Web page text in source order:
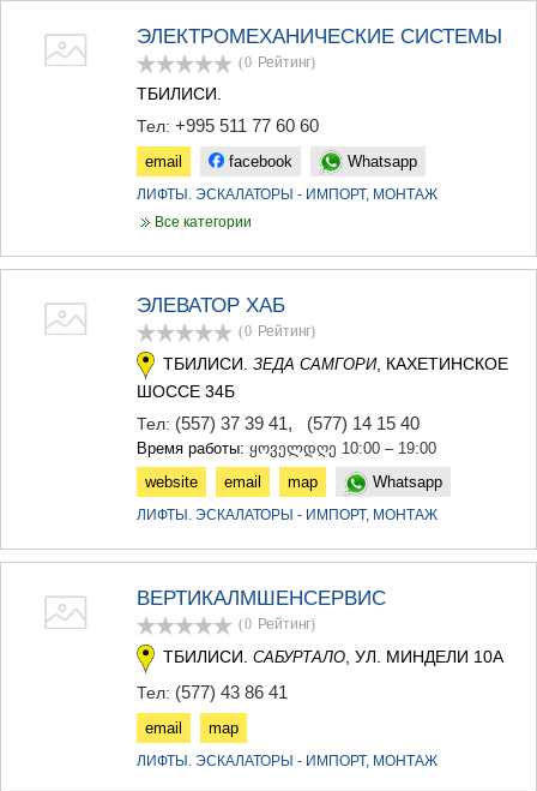
БОРЖОМИ
НИНОЦМИНДА
КВЕМО КАРТЛИ
ТЕТРИЦКАРО
РУСТАВИ
ЦАЛКА
ЭЛЕКТРОМЕХАНИЧЕСКИЕ СИСТЕМЫ
(0 Рейтинг)
ТБИЛИСИ.
Тел: +995 511 77 60 60
email facebook Whatsapp
ЛИФТЫ. ЭСКАЛАТОРЫ - ИМПОРТ, МОНТАЖ
Все категории
ЭЛЕВАТОР ХАБ
(0 Рейтинг)
ТБИЛИСИ. ЗЕДА САМГОРИ, КАХЕТИНСКОЕ
ШОССЕ 34Б
Тел: (557) 37 39 41, (577) 14 15 40
Время работы: ყოველდღე 10:00 – 19:00
website
email map Whatsapp
ЛИФТЫ. ЭСКАЛАТОРЫ - ИМПОРТ, МОНТАЖ
ВЕРТИКАЛМШЕНСЕРВИС
(0 Рейтинг)
ТБИЛИСИ. САБУРТАЛО, УЛ. МИНДЕЛИ 10А
Тел: (577) 43 86 41
email map
ЛИФТЫ. ЭСКАЛАТОРЫ - ИМПОРТ, МОНТАЖ